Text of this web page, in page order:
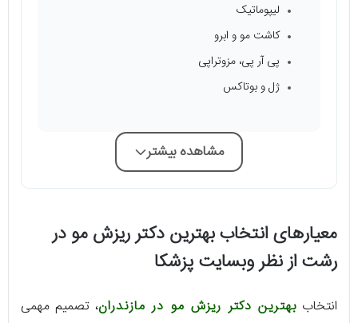
لیپوماتیک
کاشت مو و ابرو
پی آر پی، مزوتراپی
ژل و بوتاکس
مشاهده بیشتر
معیارهای انتخاب بهترین دکتر ریزش مو در
رشت از نظر وبسایت پزشکا
انتخاببهترین دکتر ریزش مو در مازندران، تصمیم مهمی